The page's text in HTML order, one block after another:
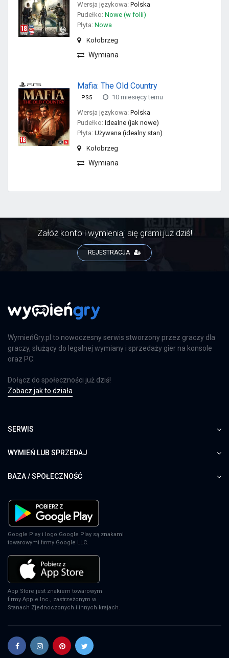
Wersja językowa: Polska
Pudełko: Nowe (w folii)
Płyta: Nowa
Kołobrzeg
Wymiana
Mafia: The Old Country
PS5
10 miesięcy temu
Wersja językowa: Polska
Pudełko: Idealne (jak nowe)
Płyta: Używana (idealny stan)
Kołobrzeg
Wymiana
Załóż konto i wymieniaj się grami już dziś!
REJESTRACJA
WymieńGry.pl to nowoczesny serwis stworzony przez graczy dla
graczy, służący do legalnej wymiany i sprzedaży gier na konsole
oraz PC.
Dołącz do społeczności już dziś!
Zobacz jak to działa
SERWIS
WYMIEŃ LUB SPRZEDAJ
BAZA / SPOŁECZNOŚĆ
Google Play i logo Google Play są znakami
towarowymi firmy Google LLC.
App Store jest znakiem towarowym
firmy Apple Inc., zastrzeżonym w
Stanach Zjednoczonych i innych krajach.